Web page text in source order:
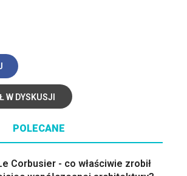
W DYSKUSJI
POLECANE
Corbusier - co właściwie zrobił